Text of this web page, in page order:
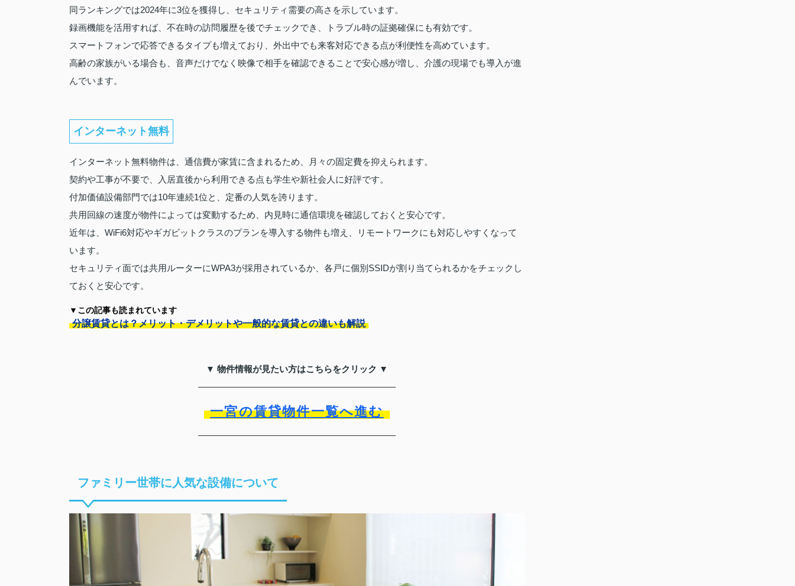
同ランキングでは2024年に3位を獲得し、セキュリティ需要の高さを示しています。
録画機能を活用すれば、不在時の訪問履歴を後でチェックでき、トラブル時の証拠確保にも有効です。
スマートフォンで応答できるタイプも増えており、外出中でも来客対応できる点が利便性を高めています。
高齢の家族がいる場合も、音声だけでなく映像で相手を確認できることで安心感が増し、介護の現場でも導入が進
んでいます。
インターネット無料
インターネット無料物件は、通信費が家賃に含まれるため、月々の固定費を抑えられます。
契約や工事が不要で、入居直後から利用できる点も学生や新社会人に好評です。
付加価値設備部門では10年連続1位と、定番の人気を誇ります。
共用回線の速度が物件によっては変動するため、内見時に通信環境を確認しておくと安心です。
近年は、WiFi6対応やギガビットクラスのプランを導入する物件も増え、リモートワークにも対応しやすくなって
います。
セキュリティ面では共用ルーターにWPA3が採用されているか、各戸に個別SSIDが割り当てられるかをチェックし
ておくと安心です。
▼この記事も読まれています
分譲賃貸とは？メリット・デメリットや一般的な賃貸との違いも解説
▼ 物件情報が見たい方はこちらをクリック ▼
一宮の賃貸物件一覧へ進む
ファミリー世帯に人気な設備について